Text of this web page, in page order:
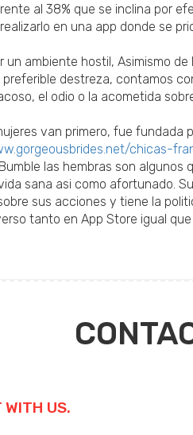
al 38% que se inclina por
en una app donde se
ambiente hostil, Asimismo
destreza, contamos
el odio o la acometida
van primero, fue fundada
chicas-
las hembras son
sana asi­ como afortunado.
sus acciones y tiene la
tanto en App Store igual que
WITH US.